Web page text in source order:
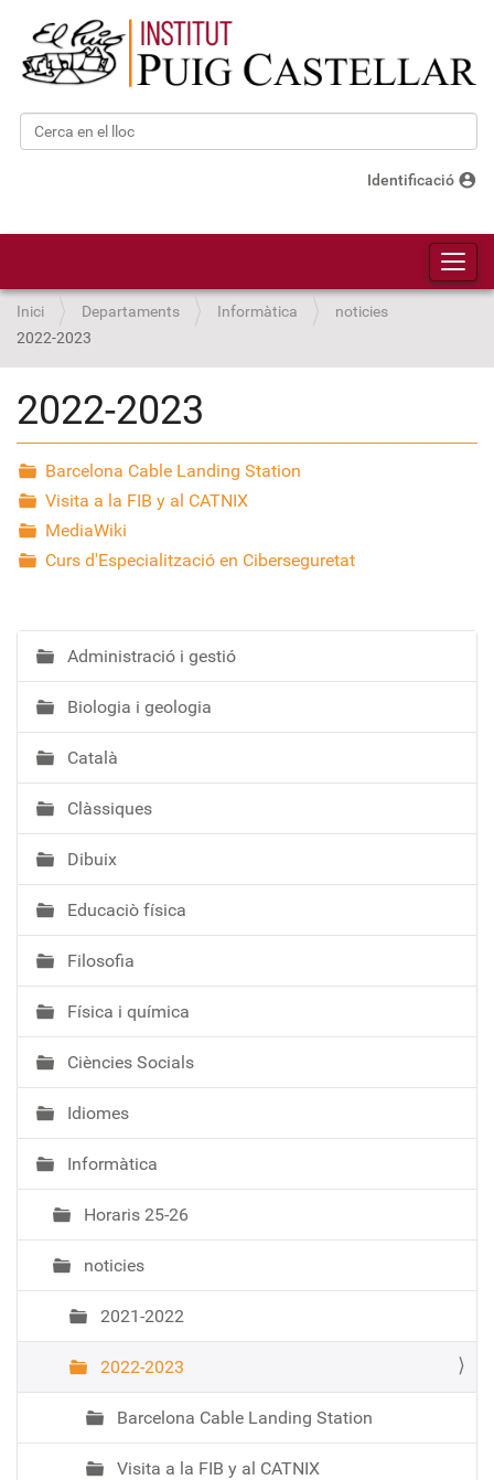
Cerca
Identificació account_circle
Inici Departaments Informàtica
noticies
2022-2023
2022-2023
Barcelona Cable Landing Station
Visita a la FIB y al CATNIX
MediaWiki
Curs d'Especialització en Ciberseguretat
N
a
v
e
g
a
c
ó
Administració i gestió
Biologia i geologia
Català
Clàssiques
Dibuix
Educaciò física
Filosofia
Física i química
Ciències Socials
Idiomes
Informàtica
Horaris 25-26
noticies
2021-2022
2022-2023
Barcelona Cable Landing Station
Visita a la FIB y al CATNIX